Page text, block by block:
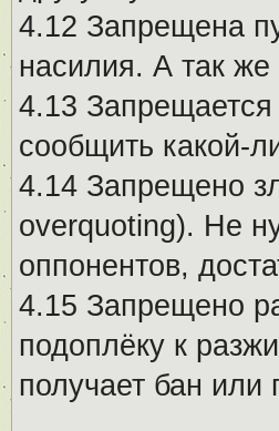
4.12 Запрещена
насилия. А так
4.13 Запрещается
сообщить какой-
4.14 Запрещено
overquoting). Не
оппонентов,
4.15 Запрещено
подоплёку к
получает бан